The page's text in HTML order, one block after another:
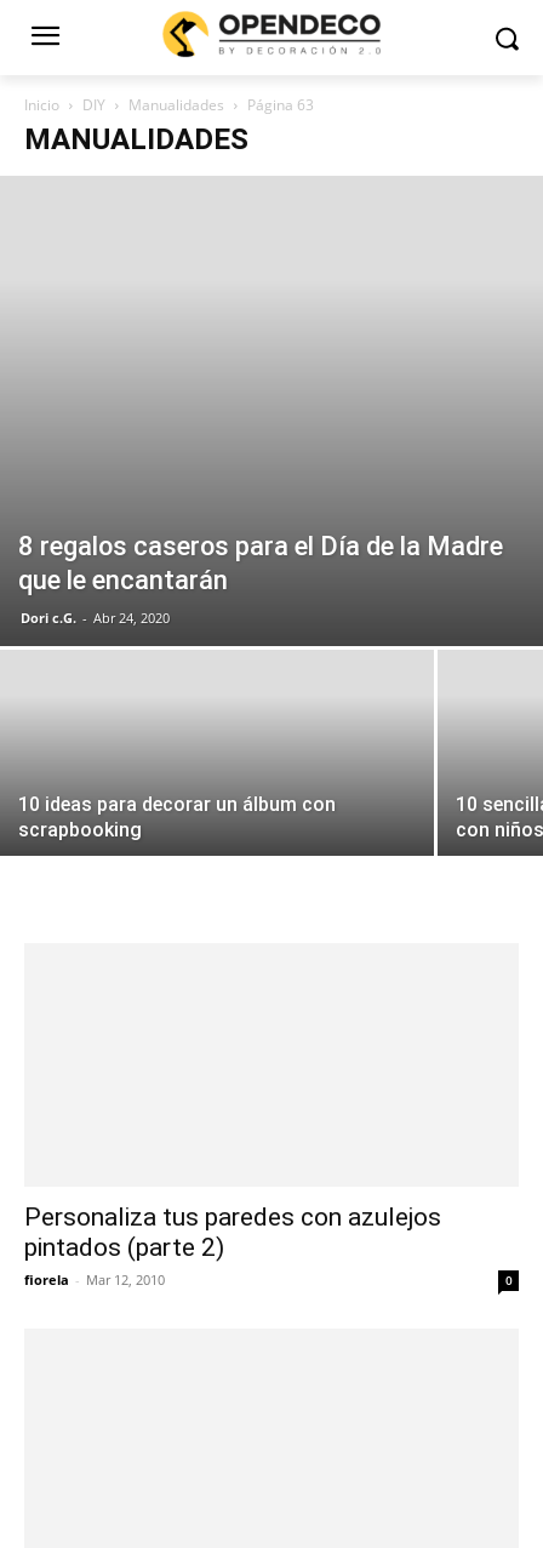
Inicio DIY Manualidades Página 63
MANUALIDADES
8 regalos caseros para el Día de la Madre
que le encantarán
Dori c.G. - Abr 24, 2020
10 ideas para decorar un álbum con
scrapbooking
10
con
Personaliza tus paredes con azulejos
pintados (parte 2)
fiorela - Mar 12, 2010 0